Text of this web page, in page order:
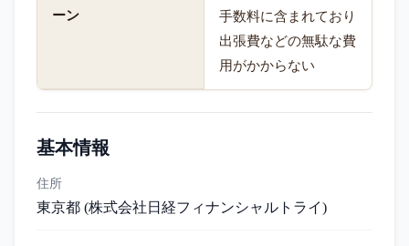
ーン
手数料に含まれており
出張費などの無駄な費
用がかからない
基本情報
住所
東京都 (株式会社日経フィナンシャルトライ)